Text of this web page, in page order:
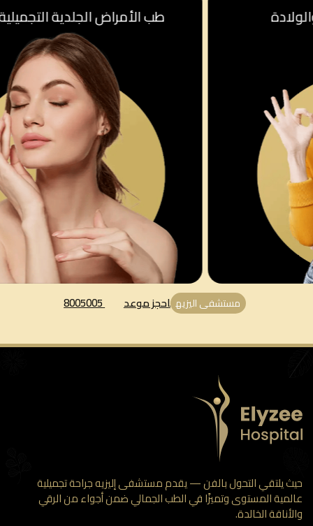
طب الأمراض الجلدية التجميلية والطبية
مستشفى اليزيه احجز موعد 8005005
يلتقي التحول بالفن — يقدم مستشفى إليزيه جراحة تجميلية
المستوى وتميزًا في الطب الجمالي ضمن أجواء من الرقي
الخالدة.